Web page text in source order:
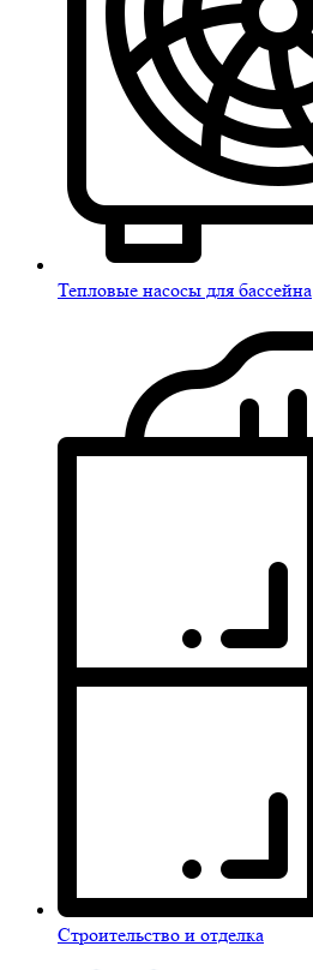
Тепловые насосы для бассейна
Строительство и отделка